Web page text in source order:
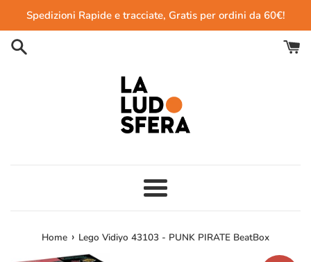
direttamente
contenuti
Spedizioni Rapide e tracciate, Gratis per ordini da 60€!
Menu
Home › Lego Vidiyo 43103 - PUNK PIRATE BeatBox